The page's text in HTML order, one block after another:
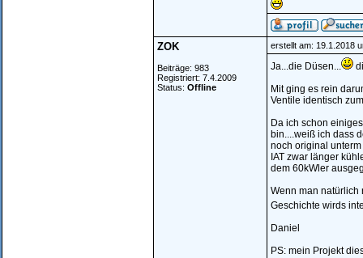
ZOK
Beiträge: 983
Registriert: 7.4.2009
Status: Offline
erstellt am: 19.1.2018
Ja...die Düsen...
Mit ging es rein
Ventile identisch
Da ich schon
bin....weiß ich dass
noch original
IAT zwar länger
dem 60kWler
Wenn man natürlich
Geschichte wirds
Daniel
PS: mein Projekt